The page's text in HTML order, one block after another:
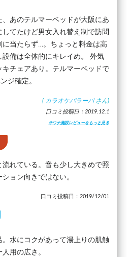
あのテルマーベッドが大阪にあ
てたけど男女入れ替え制で訪問
に当たらず…。ちょっと料金は高
備は全体的にキレイめ。 外気
チェアあり。テルマーベッドで
ジ確定。
( カラオケパラーバ さん)
口コミ投稿日：2019.12.1
サウナ施設レビューをもっと見る
れている。音も少し大きめで照
ョン向きではない。
口コミ投稿日：2019/12/01
水にコクがあって湯上りの肌触
用の広さ。